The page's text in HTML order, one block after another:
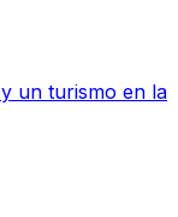
un turismo en la